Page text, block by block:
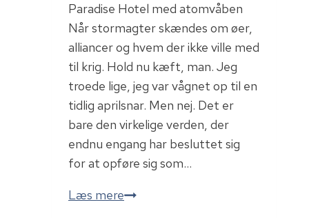
Paradise Hotel med atomvåben
Når stormagter skændes om øer,
alliancer og hvem der ikke ville med
til krig. Hold nu kæft, man. Jeg
troede lige, jeg var vågnet op til en
tidlig aprilsnar. Men nej. Det er
bare den virkelige verden, der
endnu engang har besluttet sig
for at opføre sig som…
Læs mereArgentina